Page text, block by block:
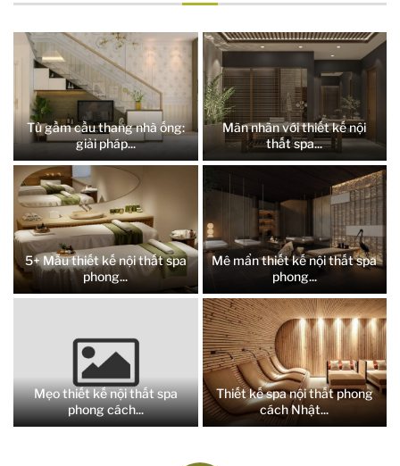
Tủ gầm cầu thang nhà ống:
giải pháp...
Mãn nhãn với thiết kế nội
thất spa...
5+ Mẫu thiết kế nội thất spa
phong...
Mê mẩn thiết kế nội thất spa
phong...
Mẹo thiết kế nội thất spa
phong cách...
Thiết kế spa nội thất phong
cách Nhật...